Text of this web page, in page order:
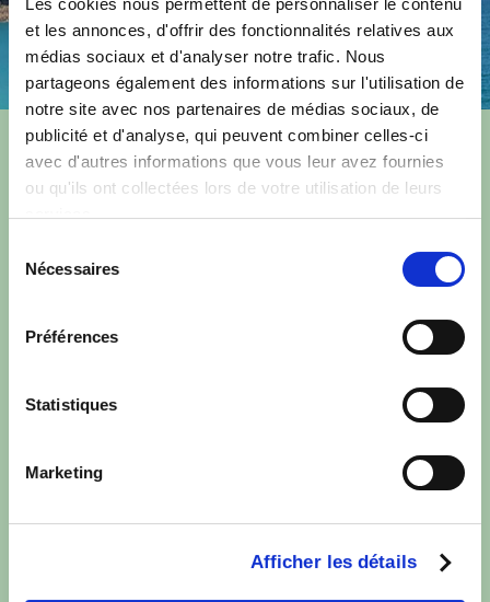
Les cookies nous permettent de personnaliser le contenu
et les annonces, d'offrir des fonctionnalités relatives aux
médias sociaux et d'analyser notre trafic. Nous
partageons également des informations sur l'utilisation de
notre site avec nos partenaires de médias sociaux, de
publicité et d'analyse, qui peuvent combiner celles-ci
avec d'autres informations que vous leur avez fournies
ou qu'ils ont collectées lors de votre utilisation de leurs
services.
Nécessaires
Préférences
Statistiques
Marketing
Afficher les détails
Wir vermieten das Ferienhaus „La
Cachette de la Sardine“
wochenweise.
Die Preise variieren je nach
im Juli und August 2026 (W28